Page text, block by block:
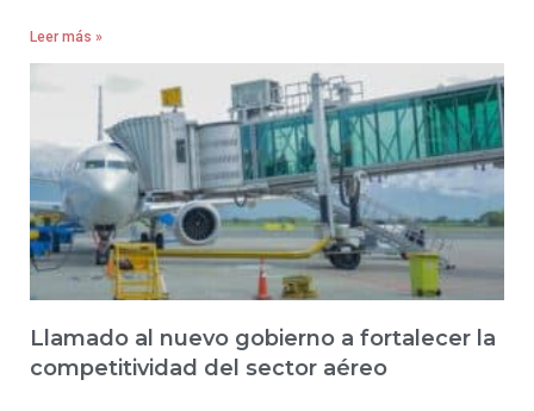
Leer más »
Llamado al nuevo gobierno a fortalecer la
competitividad del sector aéreo